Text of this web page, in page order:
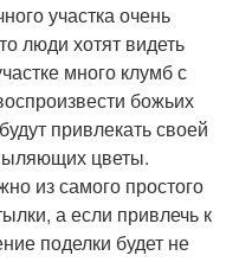
участка очень
люди хотят видеть
много клумб с
божьих
привлекать своей
цветы.
из самого простого
а если привлечь к
поделки будет не